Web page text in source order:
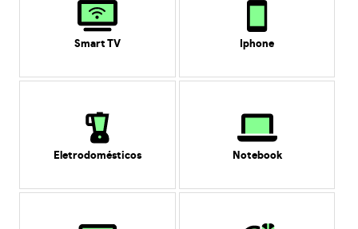
Smart TV Iphone
Eletrodomésticos Notebook